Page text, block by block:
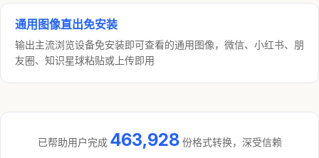
通用图像直出免安装
输出主流浏览设备免安装即可查看的通用图像，微信、小红书、朋
友圈、知识星球粘贴或上传即用
已帮助用户完成 463,928份格式转换，深受信赖